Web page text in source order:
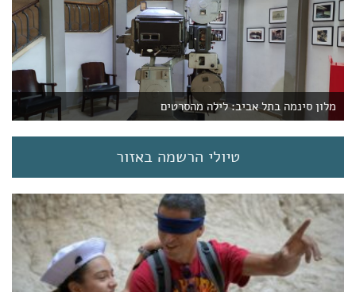
מלון סינמה בתל אביב: לילה מהסרטים
טיולי הרשמה באזור